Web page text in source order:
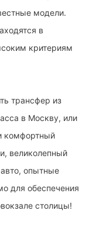
модели.
в
критериям
трансфер из
в Москву, или
комфортный
великолепный
опытные
для обеспечения
столицы!